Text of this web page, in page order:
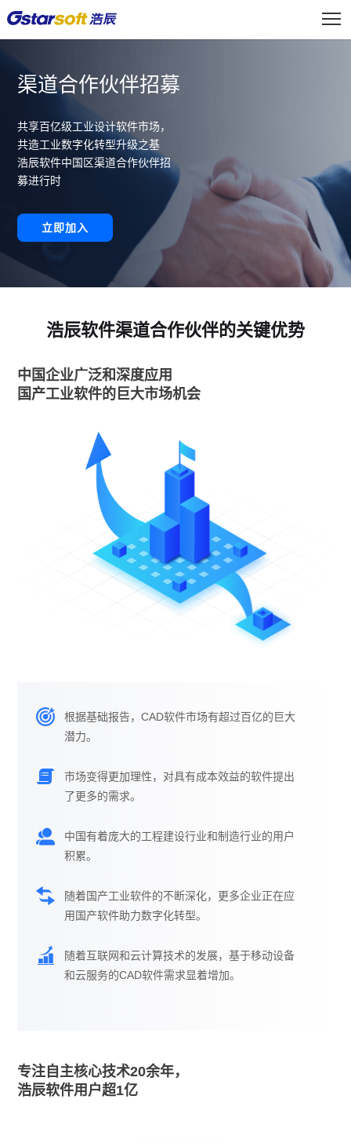
渠道合作伙伴招募
共享百亿级工业设计软件市场，
共造工业数字化转型升级之基
浩辰软件中国区渠道合作伙伴招
募进行时
立即加入
浩辰软件渠道合作伙伴的关键优势
中国企业广泛和深度应用
国产工业软件的巨大市场机会
根据基础报告，CAD软件市场有超过百亿的巨大
潜力。
市场变得更加理性，对具有成本效益的软件提出
了更多的需求。
中国有着庞大的工程建设行业和制造行业的用户
积累。
随着国产工业软件的不断深化，更多企业正在应
用国产软件助力数字化转型。
随着互联网和云计算技术的发展，基于移动设备
和云服务的CAD软件需求显着增加。
专注自主核心技术20余年，
浩辰软件用户超1亿